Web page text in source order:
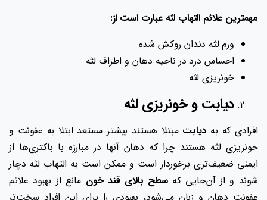
مهمترین علائم التهاب لثه عبارت است از:
ورم لثه دندان روکش شده
احساس درد در ناحیه دهان و اطراف لثه
خونریزی لثه
دیابت و خونریزی لثه
افرادی که به دیابت مبتلا هستند بیشتر مستعد ابتلا به عفونت و
خونریزی لثه هستند چرا که دهان آنها در مبارزه با باکتری‌ها از
ایمنی ضعیف‌تری برخوردار است و ممکن است به التهاب لثه دچار
شوند و از آن‌جایی کهسطح بالای قند خون مانع از بهبود علائم